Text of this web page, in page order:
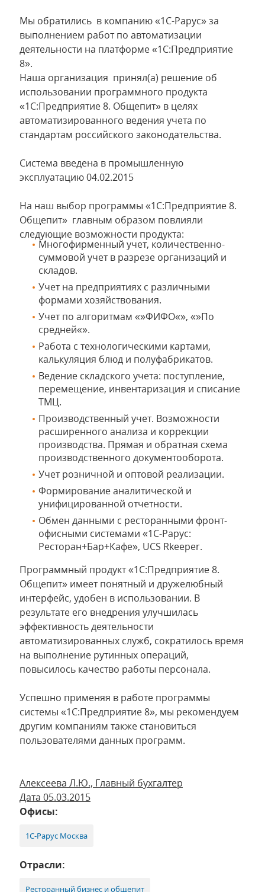
Мы обратились в компанию «1С-Рарус» за
выполнением работ по автоматизации
деятельности на платформе «1С:Предприятие
8».
Наша организация принял(а) решение об
использовании программного продукта
«1С:Предприятие 8. Общепит» в целях
автоматизированного ведения учета по
стандартам российского законодательства.
Система введена в промышленную
эксплуатацию 04.02.2015
На наш выбор программы «1С:Предприятие 8.
Общепит» главным образом повлияли
следующие возможности продукта:
Многофирменный учет, количественно-
суммовой учет в разрезе организаций и
складов.
Учет на предприятиях с различными
формами хозяйствования.
Учет по алгоритмам «»ФИФО«», «»По
средней«».
Работа с технологическими картами,
калькуляция блюд и полуфабрикатов.
Ведение складского учета: поступление,
перемещение, инвентаризация и списание
ТМЦ.
Производственный учет. Возможности
расширенного анализа и коррекции
производства. Прямая и обратная схема
производственного документооборота.
Учет розничной и оптовой реализации.
Формирование аналитической и
унифицированной отчетности.
Обмен данными с ресторанными фронт-
офисными системами «1С-Рарус:
Ресторан+Бар+Кафе», UCS Rkeeper.
Программный продукт «1С:Предприятие 8.
Общепит» имеет понятный и дружелюбный
интерфейс, удобен в использовании. В
результате его внедрения улучшилась
эффективность деятельности
автоматизированных служб, сократилось время
на выполнение рутинных операций,
повысилось качество работы персонала.
Успешно применяя в работе программы
системы «1С:Предприятие 8», мы рекомендуем
другим компаниям также становиться
пользователями данных программ.
Алексеева Л.Ю., Главный бухгалтер
Дата 05.03.2015
Офисы:
1С-Рарус Москва
Отрасли:
Ресторанный бизнес и общепит